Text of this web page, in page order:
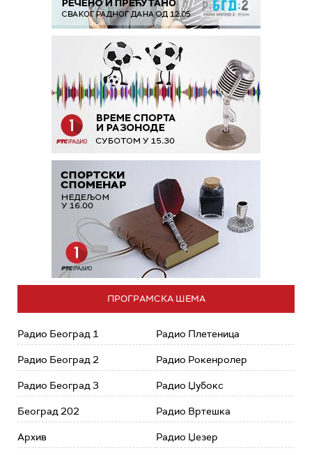
ПРОГРАМСКА ШЕМА
Радио Београд 1
Радио Београд 2
Радио Београд 3
Београд 202
Архив
Радио Плетеница
Радио Рокенролер
Радио Џубокс
Радио Вртешка
Радио Џезер